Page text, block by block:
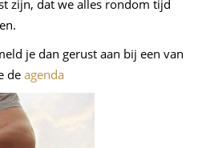
zijn, dat we alles rondom tijd
je dan gerust aan bij een van
deagenda